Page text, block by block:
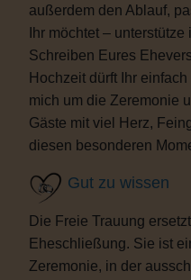
außerdem den Ablauf,
Ihr möchtet –
Schreiben Eures
Hochzeit dürft Ihr
mich um die Zeremonie
Gäste mit viel Herz,
diesen besonderen
Gut zu wissen
Die Freie Trauung
Eheschließung. Sie ist
Zeremonie, in der